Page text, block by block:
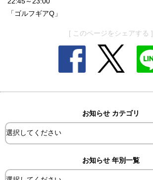
「ゴルフギアQ」
[ このページをシェアする ]
お知らせ カテゴリ
お知らせ 年別一覧